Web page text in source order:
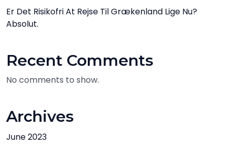
Er Det Risikofri At Rejse Til Grækenland Lige Nu?
Absolut.
Recent Comments
No comments to show.
Archives
June 2023